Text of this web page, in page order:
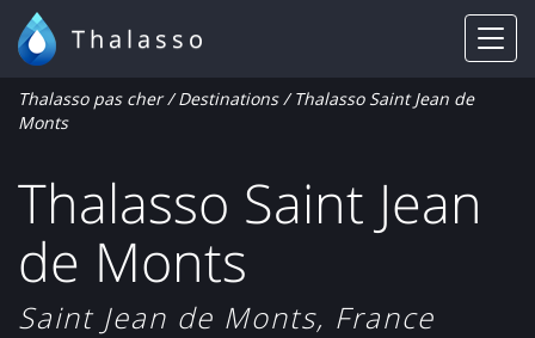
Thalasso
Thalasso Saint Jean
de Monts
Saint Jean de Monts, France
Thalasso pas cher/Destinations/ Thalasso Saint Jean de
Monts